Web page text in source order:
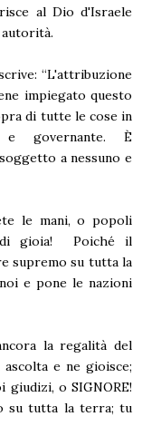
al Dio d'Israele
autorità.
“L'attribuzione
impiegato questo
di tutte le cose in
e governante. È
a nessuno e
le mani, o popoli
di gioia! Poiché il
supremo su tutta la
e pone le nazioni
la regalità del
e ne gioisce;
o SIGNORE!
su tutta la terra; tu